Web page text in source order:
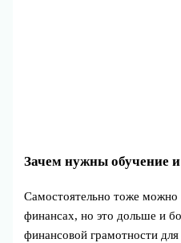
Зачем нужны обучение
Самостоятельно тоже можно
финансах, но это дольше и
финансовой грамотности